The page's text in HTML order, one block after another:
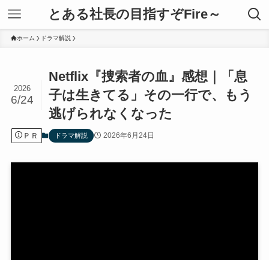
とある社長の目指すぞFire～
ホーム ドラマ解説
Netflix『捜索者の血』感想｜「息
子は生きてる」その一行で、もう
逃げられなくなった
2026
6/24
ＰＲ ドラマ解説 2026年6月24日